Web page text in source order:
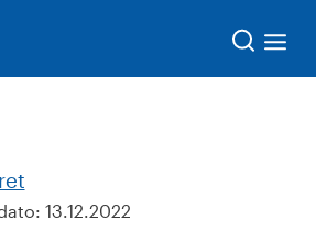
13.12.2022